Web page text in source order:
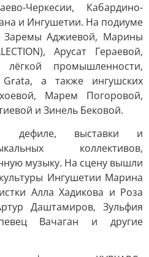
Черкесии, Кабардино-
и Ингушетии. На подиуме
Заремы Аджиевой, Марины
Арусат Гераевой,
промышленности,
а также ингушских
Марем Погоровой,
и Зинель Бековой.
дефиле, выставки и
коллективов,
музыку. На сцену вышли
Ингушетии Марина
Алла Хадикова и Роза
Даштамиров, Зульфия
Вачаган и другие